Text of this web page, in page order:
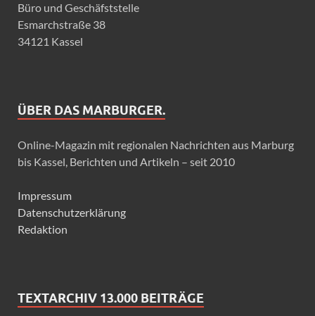
Büro und Geschäfststelle
Esmarchstraße 38
34121 Kassel
ÜBER DAS MARBURGER.
Online-Magazin mit regionalen Nachrichten aus Marburg
bis Kassel, Berichten und Artikeln – seit 2010
Impressum
Datenschutzerklärung
Redaktion
TEXTARCHIV 13.000 BEITRÄGE